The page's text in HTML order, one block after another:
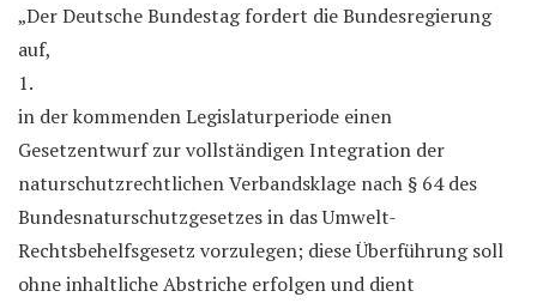
„Der Deutsche Bundestag fordert die Bundesregierung
auf,
1.
in der kommenden Legislaturperiode einen
Gesetzentwurf zur vollständigen Integration der
naturschutzrechtlichen Verbandsklage nach § 64 des
Bundesnaturschutzgesetzes in das Umwelt-
Rechtsbehelfsgesetz vorzulegen; diese Überführung soll
ohne inhaltliche Abstriche erfolgen und dient